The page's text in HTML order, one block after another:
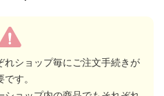
れショップ毎にご注文手続きが
です。